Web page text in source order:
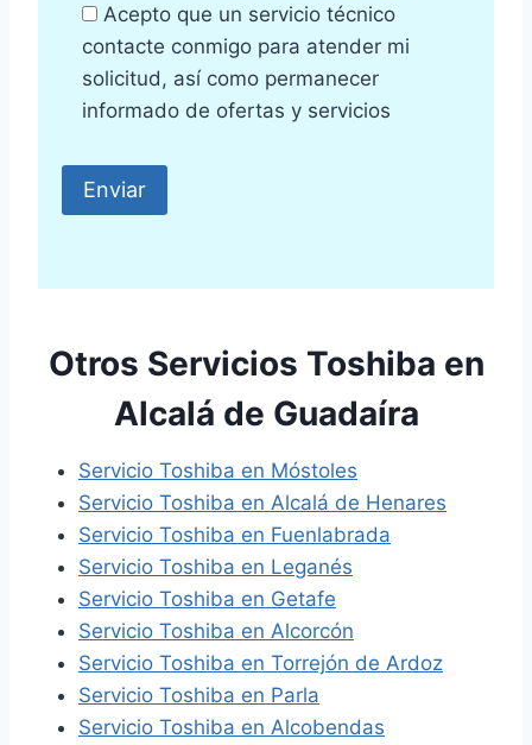
Acepto que un servicio técnico
contacte conmigo para atender mi
solicitud, así como permanecer
informado de ofertas y servicios
Otros Servicios Toshiba en
Alcalá de Guadaíra
Servicio Toshiba en Móstoles
Servicio Toshiba en Alcalá de Henares
Servicio Toshiba en Fuenlabrada
Servicio Toshiba en Leganés
Servicio Toshiba en Getafe
Servicio Toshiba en Alcorcón
Servicio Toshiba en Torrejón de Ardoz
Servicio Toshiba en Parla
Servicio Toshiba en Alcobendas